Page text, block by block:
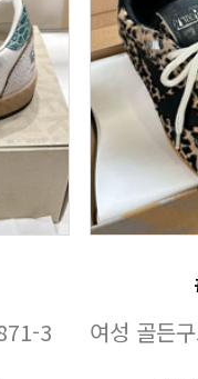
3 여성 골든